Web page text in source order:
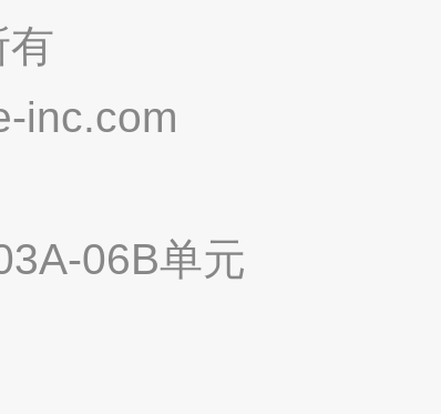
inc.com
06B单元